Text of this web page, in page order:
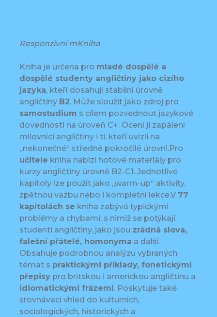
Responzivní mKniha
Kniha je určena pro mladé dospělé a
dospělé studenty angličtiny jako cizího
jazyka, kteří dosahují stabilní úrovně
angličtiny B2. Může sloužit jako zdroj pro
samostudium s cílem pozvednout jazykové
dovednosti na úroveň C+. Ocení ji zapálení
milovníci angličtiny i ti, kteří uvízli na
„nekonečné“ středně pokročilé úrovni.Pro
učitele kniha nabízí hotové materiály pro
kurzy angličtiny úrovně B2-C1. Jednotlivé
kapitoly lze použít jako „warm-up“ aktivity,
zpětnou vazbu nebo i kompletní lekce.V 77
kapitolách se kniha zabývá typickými
problémy a chybami, s nimiž se potýkají
studenti angličtiny, jako jsou zrádná slova,
falešní přátelé, homonyma a další.
Obsahuje podrobnou analýzu vybraných
témat s praktickými příklady, fonetickými
přepisy pro britskou i americkou angličtinu a
idiomatickými frázemi. Poskytuje také
srovnávací vhled do kulturních,
sociologických, historických a